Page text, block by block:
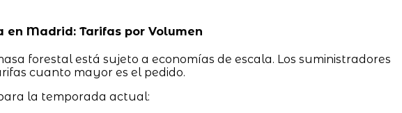
en Madrid: Tarifas por Volumen
forestal está sujeto a economías de escala. Los suministradores
cuanto mayor es el pedido.
la temporada actual: